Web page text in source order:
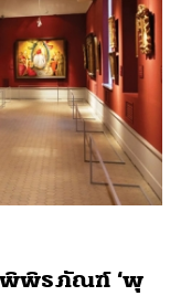
พิพิธภัณฑ์ ‘พุ